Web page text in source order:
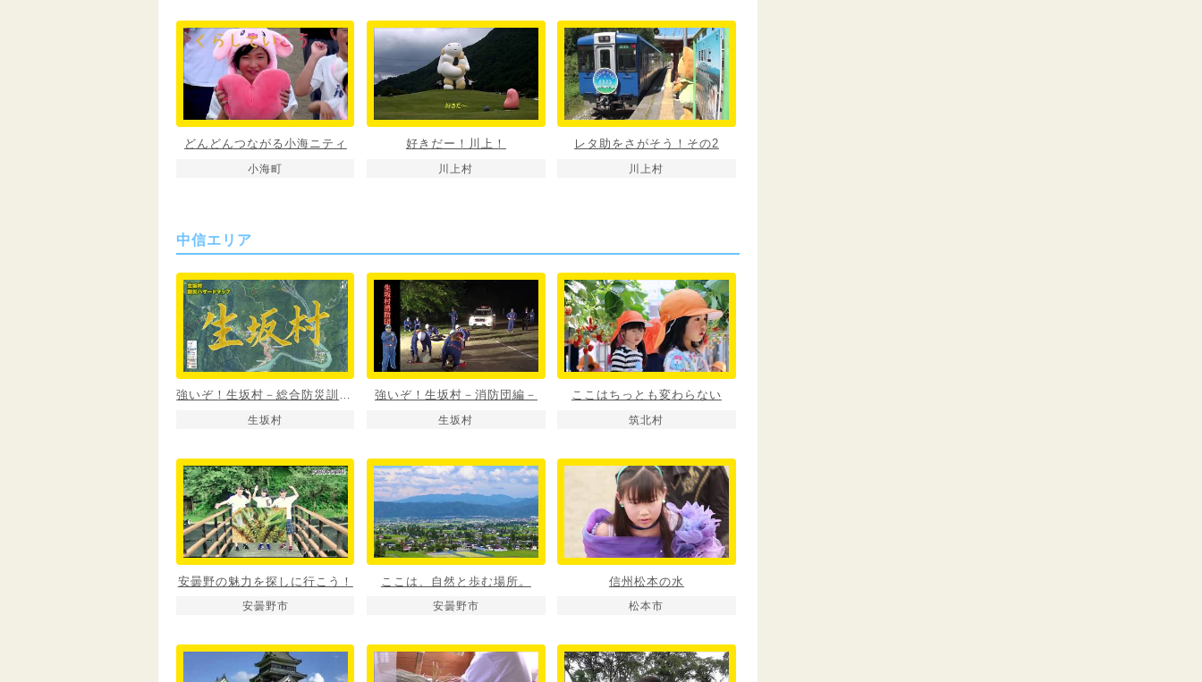
どんどんつながる小海ニティ
小海町
好きだー！川上！
川上村
レタ助をさがそう！その2
川上村
中信エリア
強いぞ！生坂村－総合防災訓練編－
生坂村
強いぞ！生坂村－消防団編－
生坂村
ここはちっとも変わらない
筑北村
安曇野の魅力を探しに行こう！
安曇野市
ここは、自然と歩む場所。
安曇野市
信州松本の水
松本市